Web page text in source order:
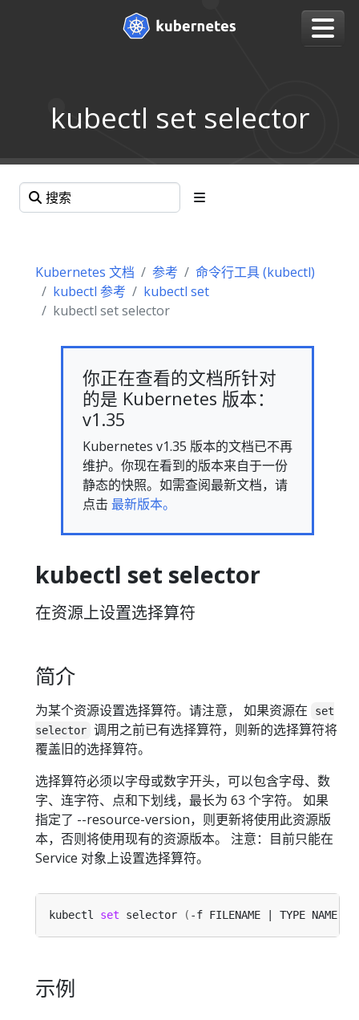
kubectl set selector
Kubernetes 文档 参考
命令行工具 (kubectl)
kubectl 参考
kubectl set
kubectl set selector
你正在查看的文档所针对
的是 Kubernetes 版本：
v1.35
Kubernetes v1.35 版本的文档已不再
维护。你现在看到的版本来自于一份
静态的快照。如需查阅最新文档，请
点击 最新版本。
kubectl set selector
在资源上设置选择算符
简介
为某个资源设置选择算符。请注意， 如果资源在
set
selector 调用之前已有选择算符，则新的选择算符将
覆盖旧的选择算符。
选择算符必须以字母或数字开头，可以包含字母、数
字、连字符、点和下划线，最长为 63 个字符。 如果
指定了 --resource-version，则更新将使用此资源版
本，否则将使用现有的资源版本。 注意：目前只能在
Service 对象上设置选择算符。
kubectl set selector ( -f FILENAME | TYPE NAME
示例